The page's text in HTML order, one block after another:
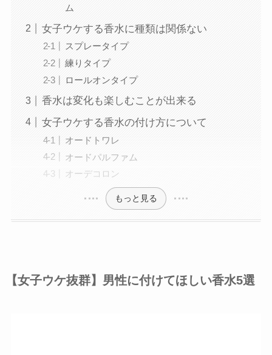
ム
女子ウケする香水に種類は関係ない
スプレータイプ
練りタイプ
ロールオンタイプ
香水は変化も楽しむことが出来る
女子ウケする香水の付け方について
オードトワレ
オードパルファム
オーデコロン
もっと見る
【女子ウケ抜群】男性に付けてほしい香水5選